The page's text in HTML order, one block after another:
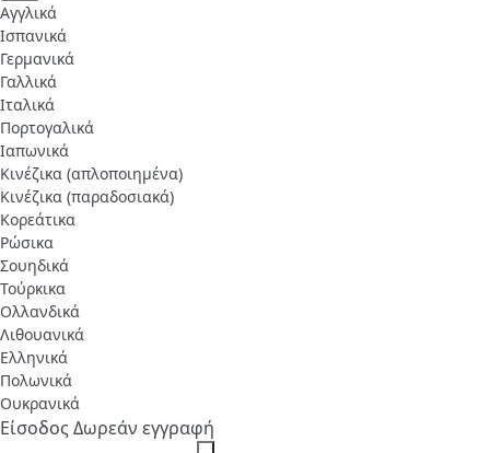
Αγγλικά
Ισπανικά
Γερμανικά
Γαλλικά
Ιταλικά
Πορτογαλικά
Ιαπωνικά
Κινέζικα (απλοποιημένα)
Κινέζικα (παραδοσιακά)
Κορεάτικα
Ρώσικα
Σουηδικά
Τούρκικα
Ολλανδικά
Λιθουανικά
Ελληνικά
Πολωνικά
Ουκρανικά
ΕίσοδοςΔωρεάν εγγραφή